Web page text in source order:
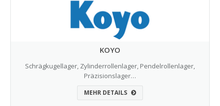
KOYO
Schrägkugellager, Zylinderrollenlager, Pendelrollenlager,
Präzisionslager…
MEHR DETAILS